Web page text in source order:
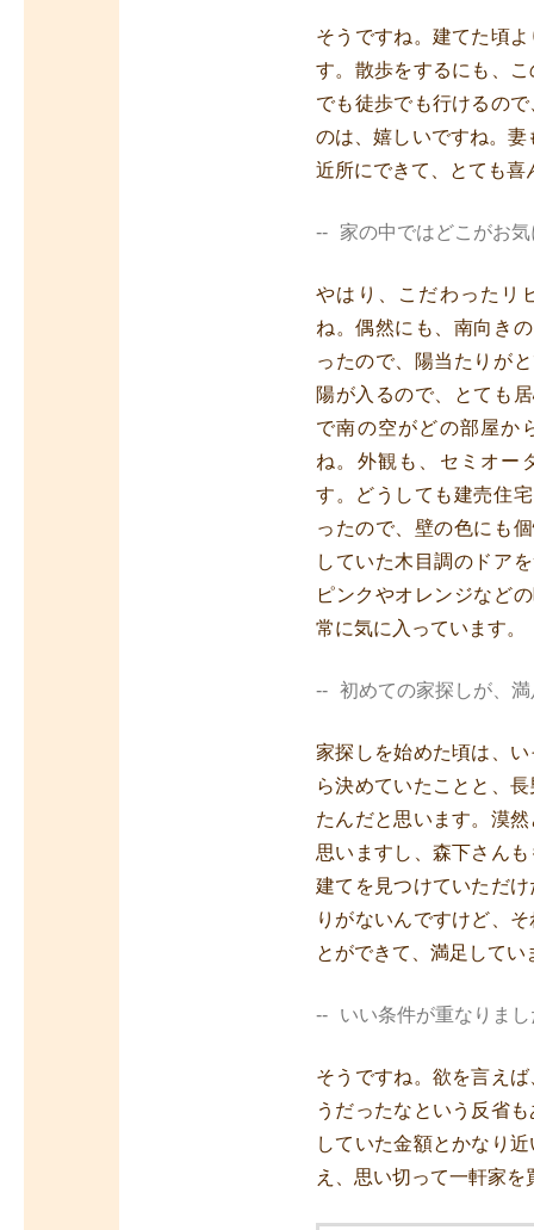
そうですね。建てた頃
す。散歩をするにも、
でも徒歩でも行けるの
のは、嬉しいですね。
近所にできて、とても喜
家の中ではどこがお
やはり、こだわったリ
ね。偶然にも、南向き
ったので、陽当たりが
陽が入るので、とても
で南の空がどの部屋か
ね。外観も、セミオー
す。どうしても建売住
ったので、壁の色にも
していた木目調のドア
ピンクやオレンジなど
常に気に入っています。
初めての家探しが、
家探しを始めた頃は、
ら決めていたことと、
たんだと思います。漠
思いますし、森下さん
建てを見つけていただ
りがないんですけど、
とができて、満足してい
いい条件が重なりま
そうですね。欲を言え
うだったなという反省
していた金額とかなり
え、思い切って一軒家